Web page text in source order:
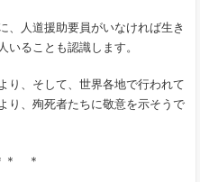
、人道援助要員がいなければ生き
ることも認識します。
り、そして、世界各地で行われて
り、殉死者たちに敬意を示そうで
＊ ＊